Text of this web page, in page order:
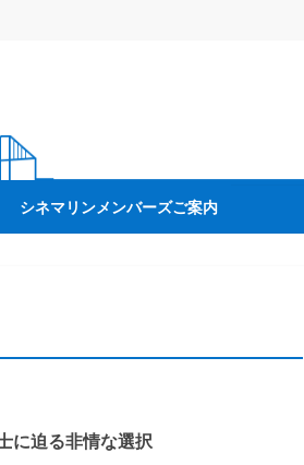
シネマリンメンバーズご案内
に迫る非情な選択